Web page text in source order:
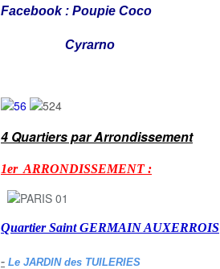
Facebook : Poupie Coco
Cyrarno
4 Quartiers par Arrondissement
1er ARRONDISSEMENT :
Quartier Saint GERMAIN AUXERROIS
- Le JARDIN des TUILERIES